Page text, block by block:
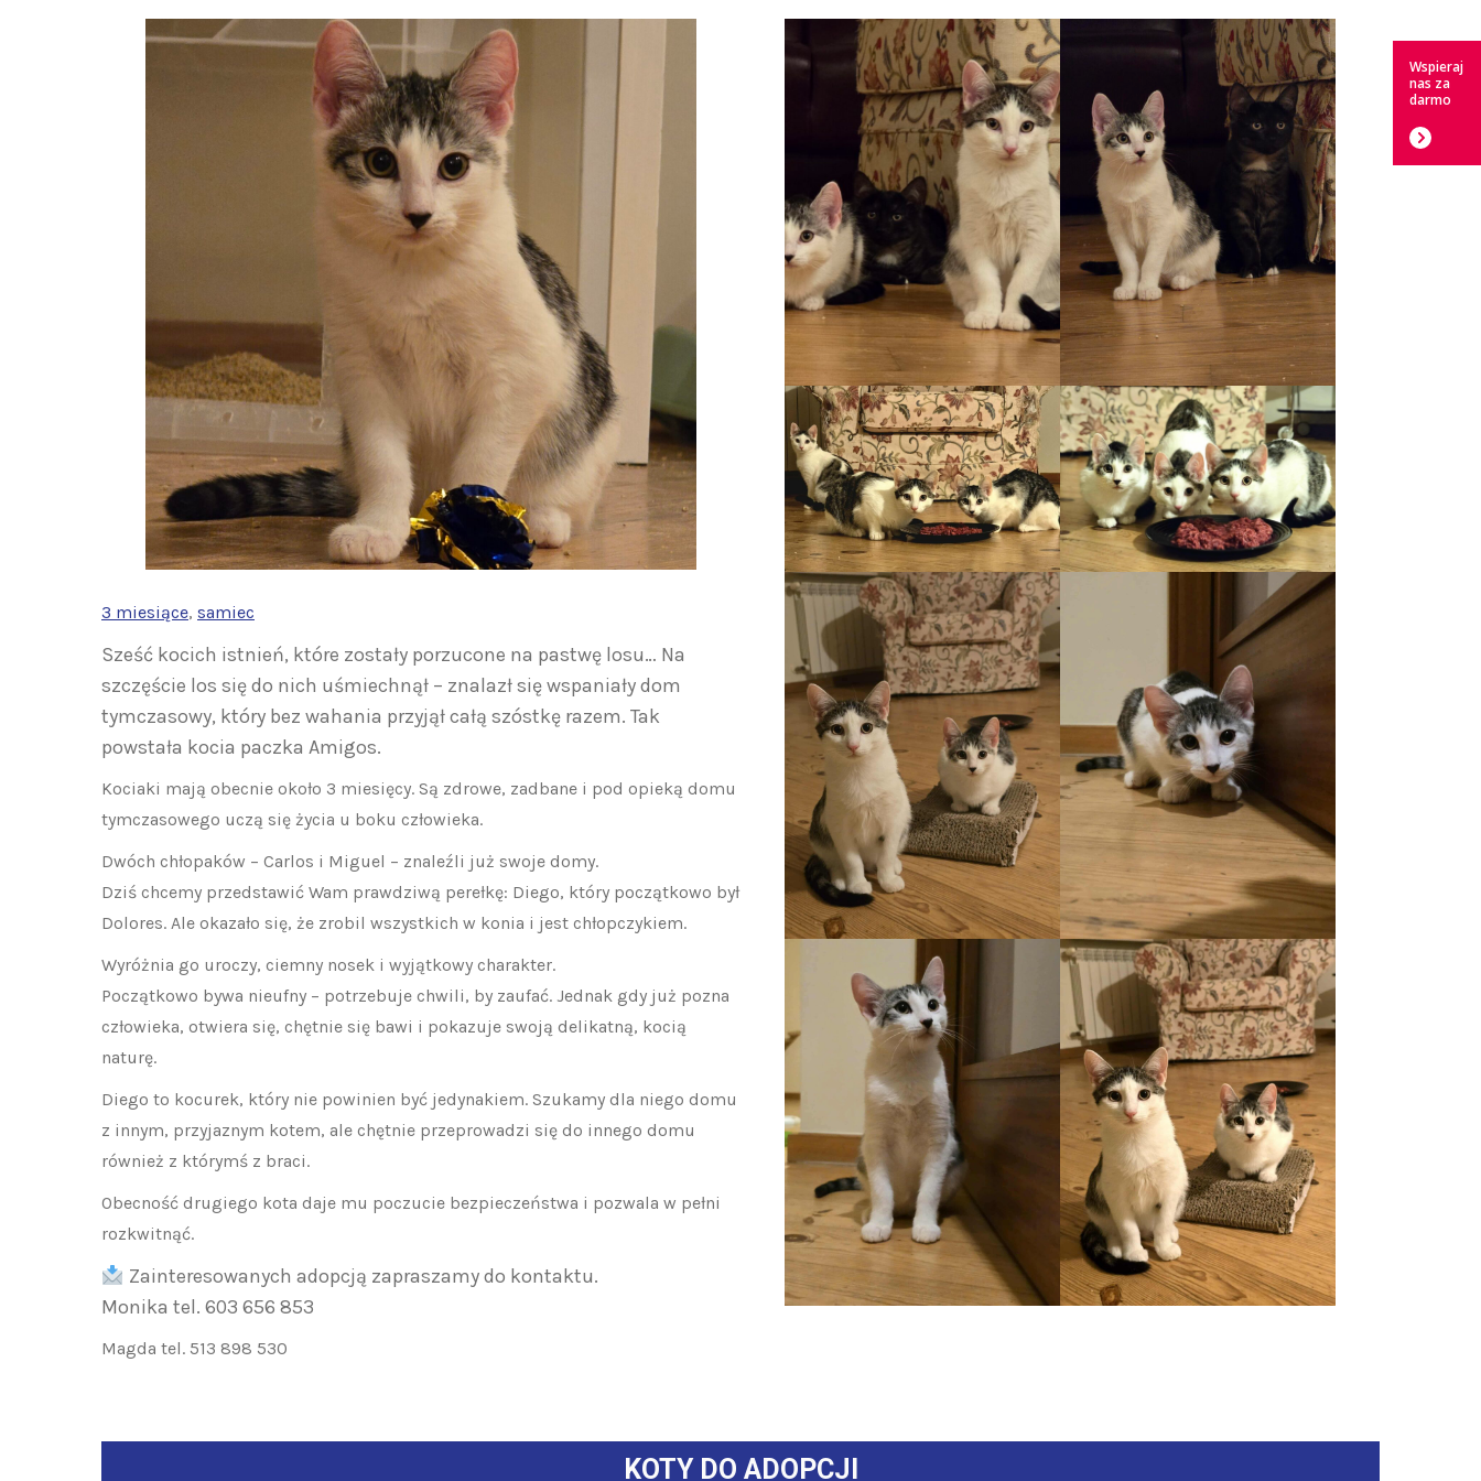
3 miesiące, samiec
Sześć kocich istnień, które zostały porzucone na pastwę losu… Na
szczęście los się do nich uśmiechnął – znalazł się wspaniały dom
tymczasowy, który bez wahania przyjął całą szóstkę razem. Tak
powstała kocia paczka Amigos.
Kociaki mają obecnie około 3 miesięcy. Są zdrowe, zadbane i pod opieką domu
tymczasowego uczą się życia u boku człowieka.
Dwóch chłopaków – Carlos i Miguel – znaleźli już swoje domy.
Dziś chcemy przedstawić Wam prawdziwą perełkę: Diego, który początkowo był
Dolores. Ale okazało się, że zrobil wszystkich w konia i jest chłopczykiem.
Wyróżnia go uroczy, ciemny nosek i wyjątkowy charakter.
Początkowo bywa nieufny – potrzebuje chwili, by zaufać. Jednak gdy już pozna
człowieka, otwiera się, chętnie się bawi i pokazuje swoją delikatną, kocią
naturę.
Diego to kocurek, który nie powinien być jedynakiem. Szukamy dla niego domu
z innym, przyjaznym kotem, ale chętnie przeprowadzi się do innego domu
również z którymś z braci.
Obecność drugiego kota daje mu poczucie bezpieczeństwa i pozwala w pełni
rozkwitnąć.
Zainteresowanych adopcją zapraszamy do kontaktu.
Monika tel. 603 656 853
Magda tel. 513 898 530
KOTY DO ADOPCJI
Wspieraj
nas za
darmo